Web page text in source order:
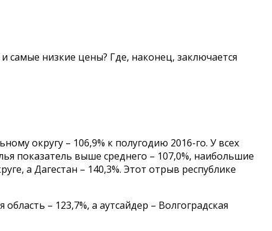
самые низкие цены? Где, наконец, заключается
округу – 106,9% к полугодию 2016-го. У всех
показатель выше среднего – 107,0%, наибольшие
а Дагестан – 140,3%. Этот отрыв республике
– 123,7%, а аутсайдер – Волгоградская